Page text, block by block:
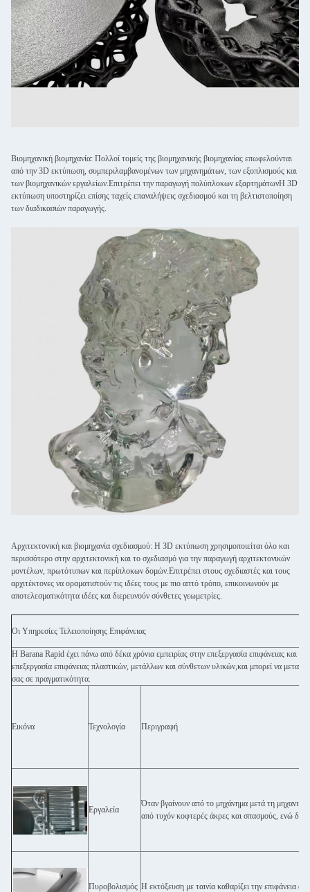
Βιομηχανική βιομηχανία: Πολλοί τομείς της βιομηχανικής βιομηχανίας επωφελούνται
από την 3D εκτύπωση, συμπεριλαμβανομένων των μηχανημάτων, των εξοπλισμούς και
των βιομηχανικών εργαλείων.Επιτρέπει την παραγωγή πολύπλοκων εξαρτημάτωνΗ 3D
εκτύπωση υποστηρίζει επίσης ταχείς επαναλήψεις σχεδιασμού και τη βελτιστοποίηση
των διαδικασιών παραγωγής.
Αρχιτεκτονική και βιομηχανία σχεδιασμού: Η 3D εκτύπωση χρησιμοποιείται όλο και
περισσότερο στην αρχιτεκτονική και το σχεδιασμό για την παραγωγή αρχιτεκτονικών
μοντέλων, πρωτότυπων και περίπλοκων δομών.Επιτρέπει στους σχεδιαστές και τους
αρχιτέκτονες να οραματιστούν τις ιδέες τους με πιο απτό τρόπο, επικοινωνούν με
αποτελεσματικότητα ιδέες και διερευνούν σύνθετες γεωμετρίες.
Οι Υπηρεσίες Τελειοποίησης Επιφάνειας
Η Barana Rapid έχει πάνω από δέκα χρόνια εμπειρίας στην επεξεργασία επιφάνειας και
επεξεργασία επιφάνειας πλαστικών, μετάλλων και σύνθετων υλικών,και μπορεί να
σας σε πραγματικότητα.
Εικόνα Τεχνολογία Περιγραφή
Εργαλεία
Όταν βγαίνουν από το μηχάνημα μετά τη μηχανική
από τυχόν κοφτερές άκρες και σπασμούς, ενώ
Πυροβολισμός Η εκτόξευση με ταινία καθαρίζει την επιφάνεια